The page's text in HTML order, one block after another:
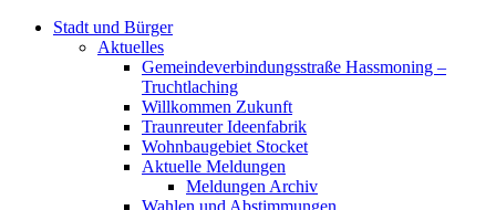
Stadt und Bürger
Aktuelles
Gemeindeverbindungsstraße Hassmoning –
Truchtlaching
Willkommen Zukunft
Traunreuter Ideenfabrik
Wohnbaugebiet Stocket
Aktuelle Meldungen
Meldungen Archiv
Wahlen und Abstimmungen